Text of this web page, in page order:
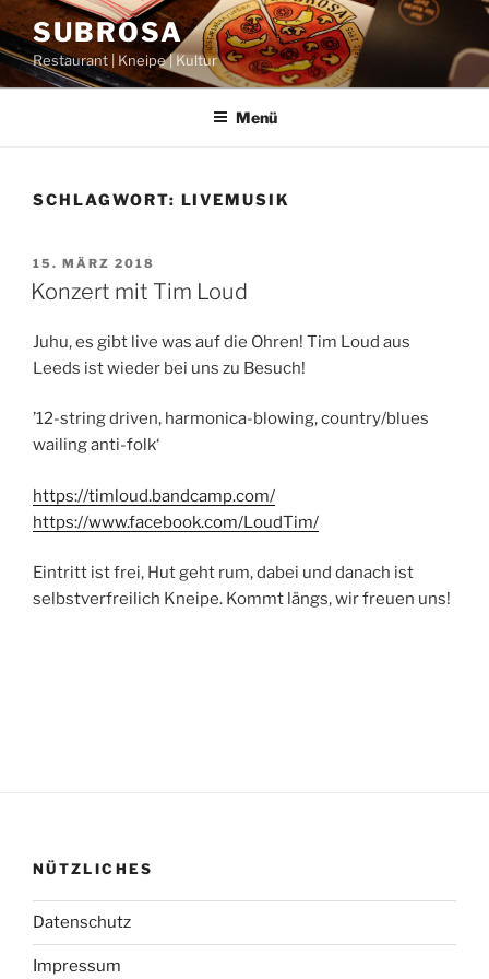
Zum
Inhalt
springen
SUBROSA
Restaurant | Kneipe | Kultur
Menü
SCHLAGWORT: LIVEMUSIK
VERÖFFENTLICHT
AM
15. MÄRZ 2018
Konzert mit Tim Loud
Juhu, es gibt live was auf die Ohren! Tim Loud aus
Leeds ist wieder bei uns zu Besuch!
’12-string driven, harmonica-blowing, country/blues
wailing anti-folk‘
https://timloud.bandcamp.com/
https://www.facebook.com/LoudTim/
Eintritt ist frei, Hut geht rum, dabei und danach ist
selbstverfreilich Kneipe. Kommt längs, wir freuen uns!
NÜTZLICHES
Datenschutz
Impressum